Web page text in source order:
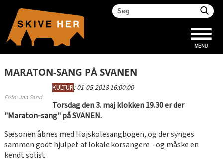
MARATON-SANG PÅ SVANEN
Foto: Jan Sand
KULTUR:01-05-2018 16:00:00
Torsdag den 3. maj klokken 19.30 er der
"Maraton-sang" på SVANEN.
Sæsonen åbnes med Højskolesangbogen, og der synges
sammen godt hjulpet af lokale korsangere - og måske en
kendt solist.